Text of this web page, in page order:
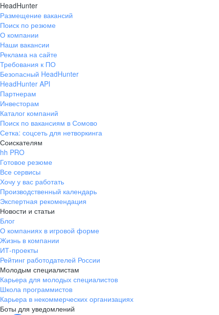
HeadHunter
Размещение вакансий
Поиск по резюме
О компании
Наши вакансии
Реклама на сайте
Требования к ПО
Безопасный HeadHunter
HeadHunter API
Партнерам
Инвесторам
Каталог компаний
Поиск по вакансиям в Сомово
Сетка: соцсеть для нетворкинга
Соискателям
hh PRO
Готовое резюме
Все сервисы
Хочу у вас работать
Производственный календарь
Экспертная рекомендация
Новости и статьи
Блог
О компаниях в игровой форме
Жизнь в компании
ИТ-проекты
Рейтинг работодателей России
Молодым специалистам
Карьера для молодых специалистов
Школа программистов
Карьера в некоммерческих организациях
Боты для уведомлений